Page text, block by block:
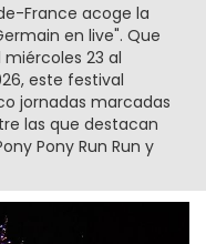
France acoge la
en live". Que
miércoles 23 al
este festival
jornadas marcadas
las que destacan
Pony Run Run y